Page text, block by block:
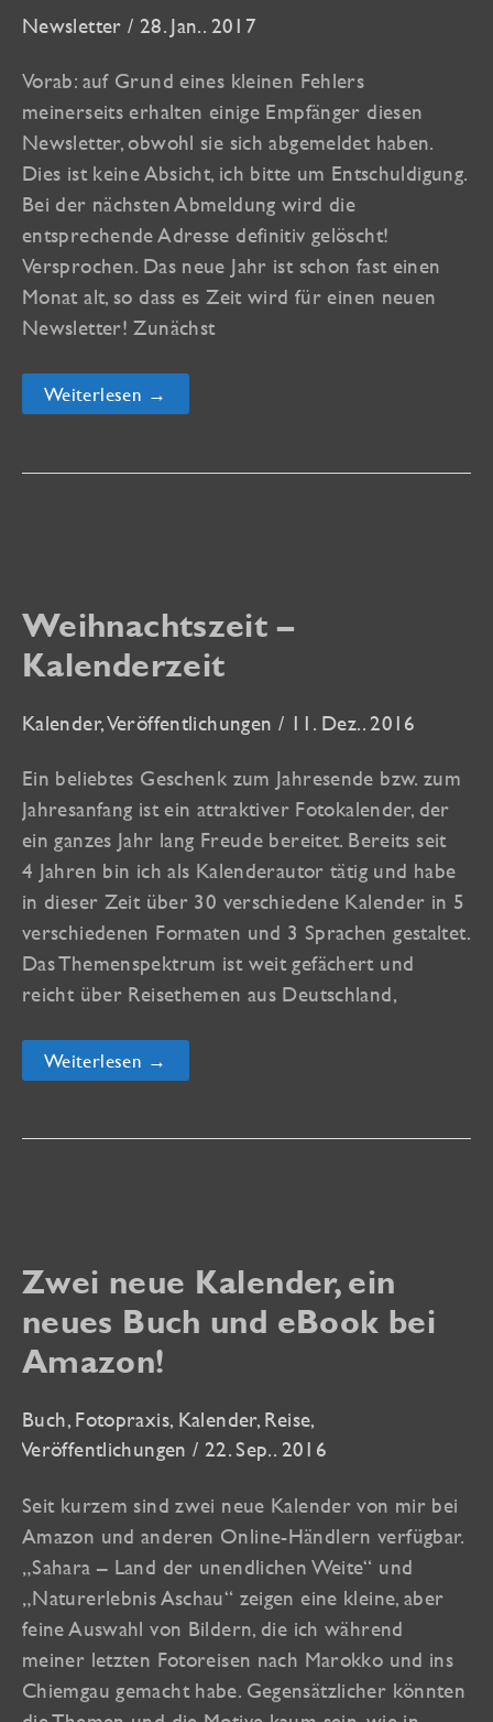
Newsletter / 28. Jan.. 2017
Vorab: auf Grund eines kleinen Fehlers
meinerseits erhalten einige Empfänger diesen
Newsletter, obwohl sie sich abgemeldet haben.
Dies ist keine Absicht, ich bitte um Entschuldigung.
Bei der nächsten Abmeldung wird die
entsprechende Adresse definitiv gelöscht!
Versprochen. Das neue Jahr ist schon fast einen
Monat alt, so dass es Zeit wird für einen neuen
Newsletter! Zunächst
Newsletter
Nr.
Weiterlesen →
Weihnachtszeit –
Kalenderzeit
Kalender,Veröffentlichungen / 11. Dez.. 2016
Ein beliebtes Geschenk zum Jahresende bzw. zum
Jahresanfang ist ein attraktiver Fotokalender, der
ein ganzes Jahr lang Freude bereitet. Bereits seit
4 Jahren bin ich als Kalenderautor tätig und habe
in dieser Zeit über 30 verschiedene Kalender in 5
verschiedenen Formaten und 3 Sprachen gestaltet.
Das Themenspektrum ist weit gefächert und
reicht über Reisethemen aus Deutschland,
Weihnachtszeit
–
Weiterlesen →
Zwei neue Kalender, ein
neues Buch und eBook bei
Amazon!
Buch, Fotopraxis, Kalender, Reise,
Veröffentlichungen / 22. Sep.. 2016
Seit kurzem sind zwei neue Kalender von mir bei
Amazon und anderen Online-Händlern verfügbar.
„Sahara – Land der unendlichen Weite“ und
„Naturerlebnis Aschau“ zeigen eine kleine, aber
feine Auswahl von Bildern, die ich während
meiner letzten Fotoreisen nach Marokko und ins
Chiemgau gemacht habe. Gegensätzlicher könnten